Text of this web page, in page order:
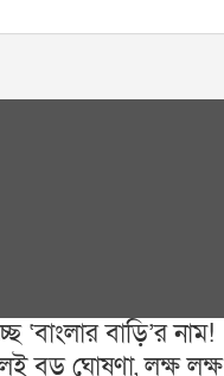
‘বাংলার বাড়ি’র নাম!
বড় ঘোষণা, লক্ষ লক্ষ